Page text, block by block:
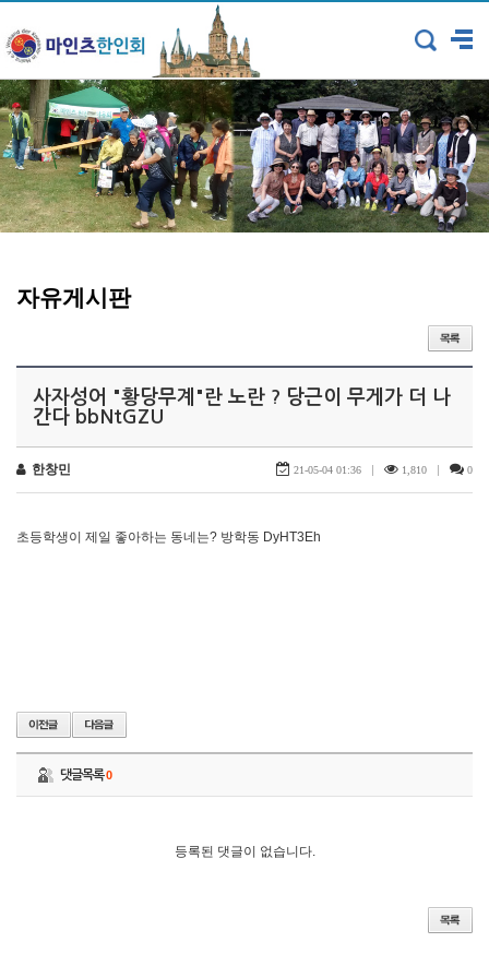
자유게시판
사자성어 "황당무계"란 노란 ? 당근이 무게가 더 나
간다 bbNtGZU
한창민 21-05-04 01:36 1,810 0
초등학생이 제일 좋아하는 동네는? 방학동 DyHT3Eh
댓글목록0
등록된 댓글이 없습니다.